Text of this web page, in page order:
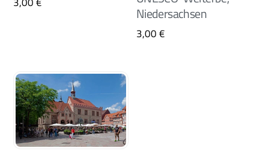
Niedersachsen
3,00€